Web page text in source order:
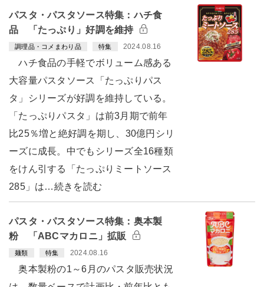
パスタ・パスタソース特集：ハチ食
品 「たっぷり」好調を維持
調理品・コメまわり品 特集 2024.08.16
ハチ食品の手軽でボリューム感ある
大容量パスタソース「たっぷりパス
タ」シリーズが好調を維持している。
「たっぷりパスタ」は前3月期で前年
比25％増と絶好調を期し、30億円シリ
ーズに成長。中でもシリーズ全16種類
をけん引する「たっぷりミートソース
285」は…続きを読む
パスタ・パスタソース特集：奥本製
粉 「ABCマカロニ」拡販
麺類 特集 2024.08.16
奥本製粉の1～6月のパスタ販売状況